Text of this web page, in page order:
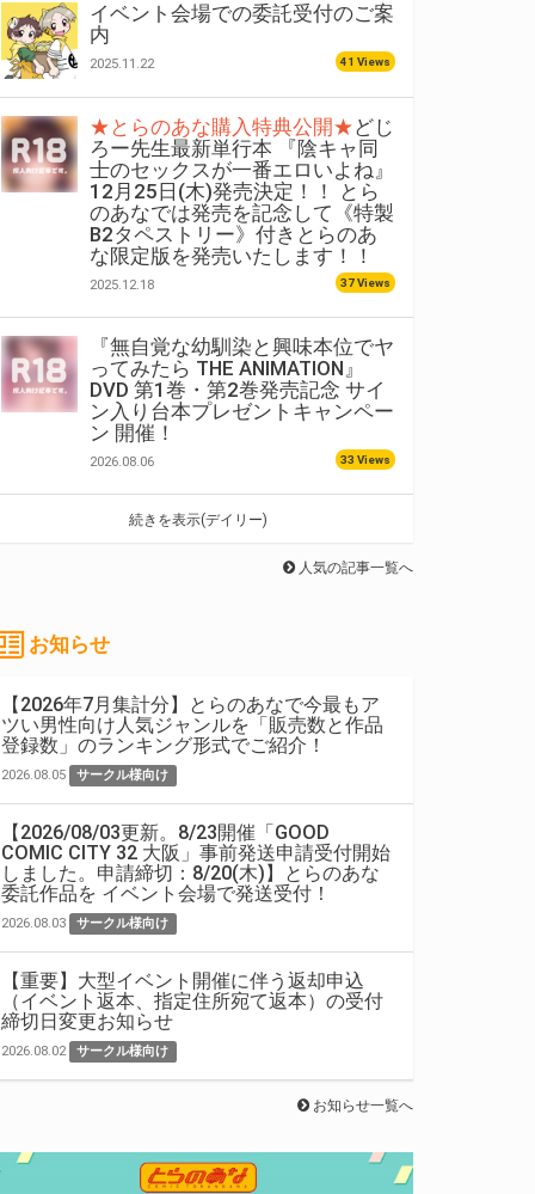
イベント会場での委託受付のご案
内
2025.11.22 41 Views
★とらのあな購入特典公開★どじ
ろー先生最新単行本 『陰キャ同
士のセックスが一番エロいよね』
12月25日(木)発売決定！！ とら
のあなでは発売を記念して《特製
B2タペストリー》付きとらのあ
な限定版を発売いたします！！
2025.12.18 37 Views
『無自覚な幼馴染と興味本位でヤ
ってみたら THE ANIMATION』
DVD 第1巻・第2巻発売記念 サイ
ン入り台本プレゼントキャンペー
ン 開催！
2026.08.06 33 Views
続きを表示(デイリー)
人気の記事一覧へ
お知らせ
【2026年7月集計分】とらのあなで今最もア
ツい男性向け人気ジャンルを「販売数と作品
登録数」のランキング形式でご紹介！
2026.08.05 サークル様向け
【2026/08/03更新。8/23開催「GOOD
COMIC CITY 32 大阪」事前発送申請受付開始
しました。申請締切：8/20(木)】とらのあな
委託作品を イベント会場で発送受付！
2026.08.03 サークル様向け
【重要】大型イベント開催に伴う返却申込
（イベント返本、指定住所宛て返本）の受付
締切日変更お知らせ
2026.08.02 サークル様向け
お知らせ一覧へ